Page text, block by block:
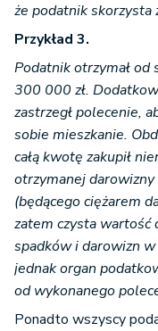
że podatnik skorzysta
Przykład 3.
Podatnik otrzymał
300 000 zł.
zastrzegł polecenie,
sobie mieszkanie.
całą kwotę zakupił
otrzymanej
(będącego ciężarem
zatem czysta wartość
spadków i darowizn
jednak organ
od wykonanego
Ponadto wszyscy